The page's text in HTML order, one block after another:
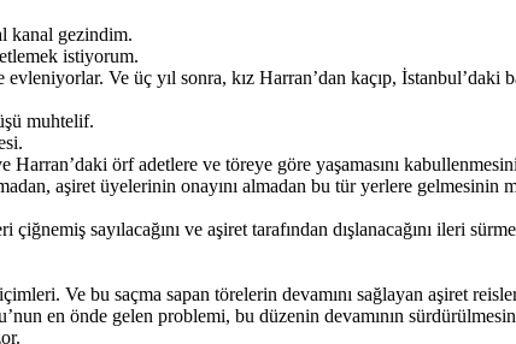
kanal gezindim.
istiyorum.
Ve üç yıl sonra, kız Harran’dan kaçıp, İstanbul’daki
muhtelif.
örf adetlere ve töreye göre yaşamasını
aşiret üyelerinin onayını almadan bu tür yerlere gelmesinin
sayılacağını ve aşiret tarafından dışlanacağını ileri
Ve bu saçma sapan törelerin devamını sağlayan aşiret
en önde gelen problemi, bu düzenin devamının